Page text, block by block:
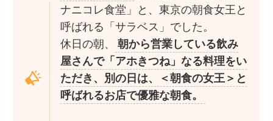
ナニコレ食堂」と、東京の朝食女王と
呼ばれる「サラベス」でした。
休日の朝、
朝から営業している飲み
屋さんで「アホきつね」なる料理をい
ただき、別の日は、＜朝食の女王＞と
呼ばれるお店で優雅な朝食。